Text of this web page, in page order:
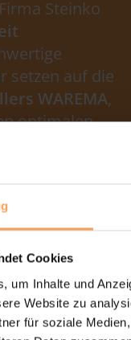
Cookies
um Inhalte und
Website zu
für soziale
Steinko
setzen auf die
WAREMA,
optimalen
Wohnklima